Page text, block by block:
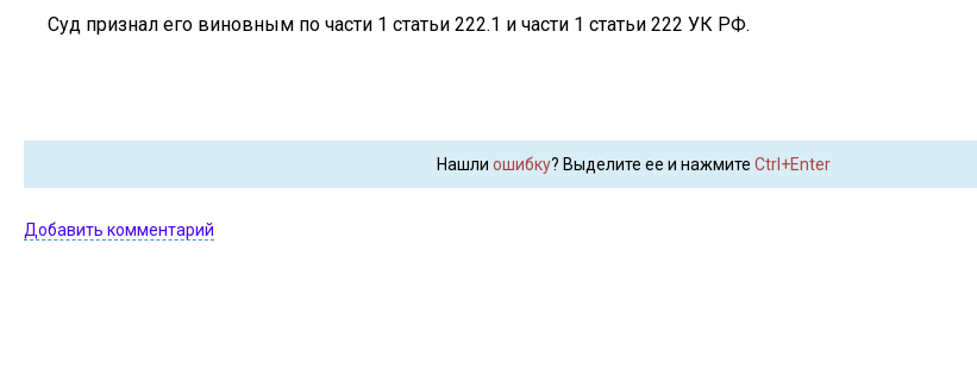
Суд признал его виновным по части 1 статьи 222.1 и части 1 статьи 222 УК РФ.
Нашли ошибку? Выделите ее и нажмите Ctrl+Enter
Добавить комментарий